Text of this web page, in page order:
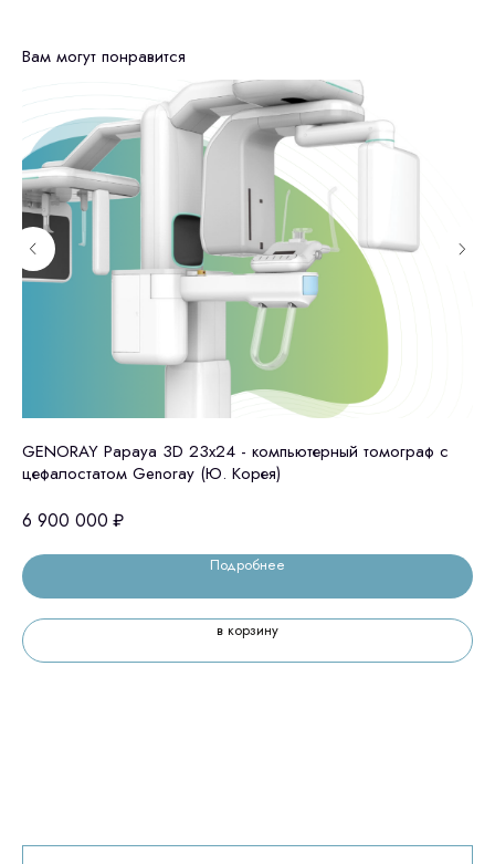
Вам могут понравится
GENORAY Papaya 3D 23x24 - компьютерный томограф с
цефалостатом Genoray (Ю. Корея)
6 900 000 ₽
Подробнее
в корзину
Остались вопросы
оставьте контакты, мы свяжемся и
ответим на все вопросы
© 2024 ЛС Дентал Групп
Главная
Продукция